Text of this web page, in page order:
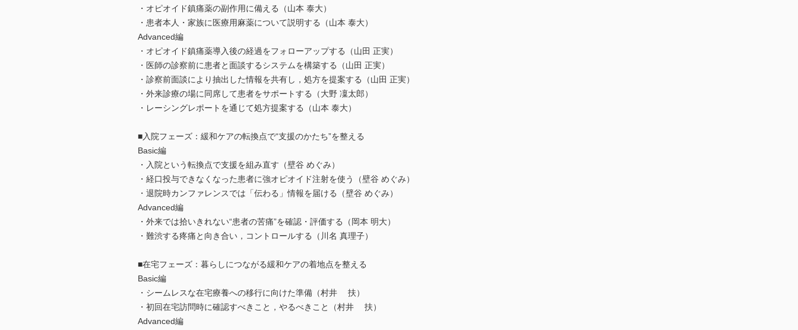
・オピオイド鎮痛薬の副作用に備える（山本 泰大）
・患者本人・家族に医療用麻薬について説明する（山本 泰大）
Advanced編
・オピオイド鎮痛薬導入後の経過をフォローアップする（山田 正実）
・医師の診察前に患者と面談するシステムを構築する（山田 正実）
・診察前面談により抽出した情報を共有し，処方を提案する（山田 正実）
・外来診療の場に同席して患者をサポートする（大野 凜太郎）
・レーシングレポートを通じて処方提案する（山本 泰大）
■入院フェーズ：緩和ケアの転換点で“支援のかたち”を整える
Basic編
・入院という転換点で支援を組み直す（壁谷 めぐみ）
・経口投与できなくなった患者に強オピオイド注射を使う（壁谷 めぐみ）
・退院時カンファレンスでは「伝わる」情報を届ける（壁谷 めぐみ）
Advanced編
・外来では拾いきれない“患者の苦痛”を確認・評価する（岡本 明大）
・難渋する疼痛と向き合い，コントロールする（川名 真理子）
■在宅フェーズ：暮らしにつながる緩和ケアの着地点を整える
Basic編
・シームレスな在宅療養への移行に向けた準備（村井 扶）
・初回在宅訪問時に確認すべきこと，やるべきこと（村井 扶）
Advanced編